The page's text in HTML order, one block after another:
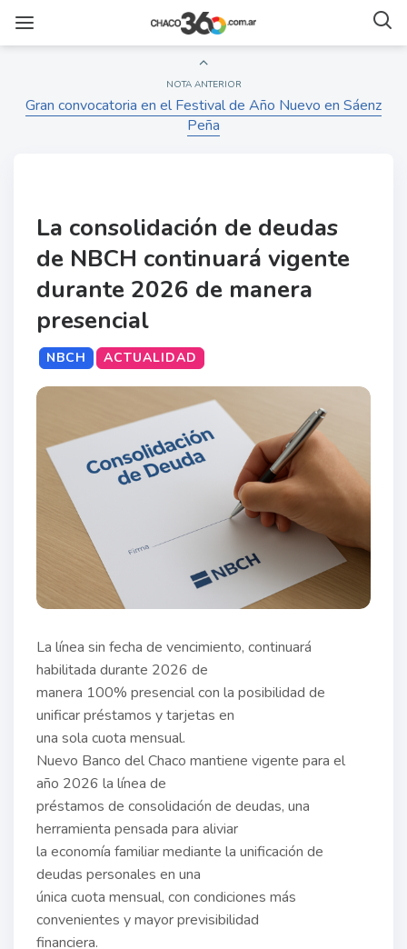
NOTA ANTERIOR
Gran convocatoria en el Festival de Año Nuevo en Sáenz
Peña
La consolidación de deudas
de NBCH continuará vigente
durante 2026 de manera
presencial
NBCH ACTUALIDAD
La línea sin fecha de vencimiento, continuará
habilitada durante 2026 de
manera 100% presencial con la posibilidad de
unificar préstamos y tarjetas en
una sola cuota mensual.
Nuevo Banco del Chaco mantiene vigente para el
año 2026 la línea de
préstamos de consolidación de deudas, una
herramienta pensada para aliviar
la economía familiar mediante la unificación de
deudas personales en una
única cuota mensual, con condiciones más
convenientes y mayor previsibilidad
financiera.